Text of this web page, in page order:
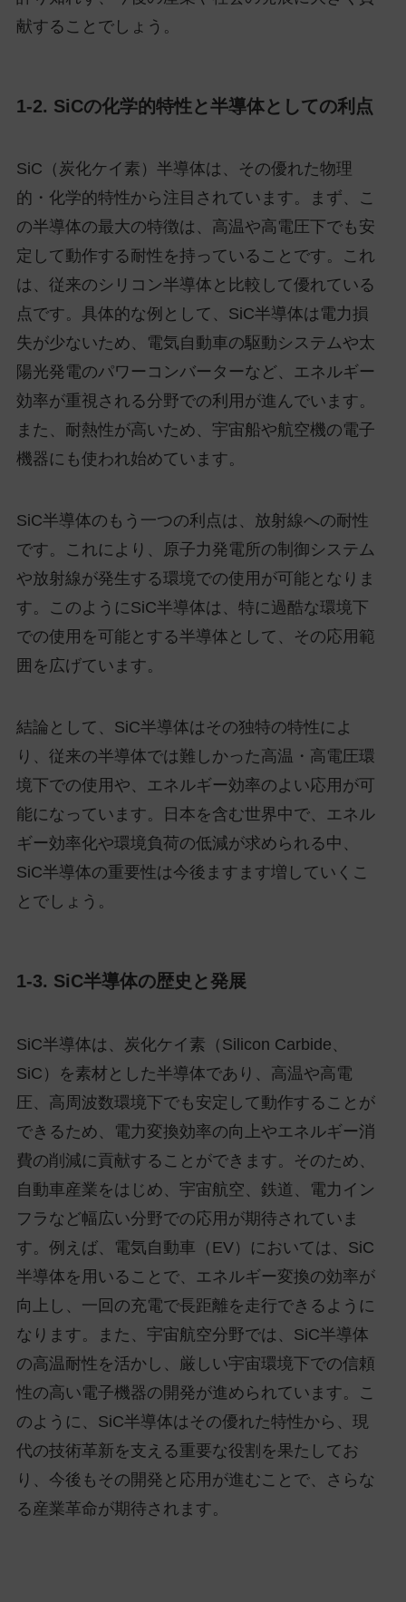
献することでしょう。
1-2. SiCの化学的特性と半導体としての利点
SiC（炭化ケイ素）半導体は、その優れた物理
的・化学的特性から注目されています。まず、こ
の半導体の最大の特徴は、高温や高電圧下でも安
定して動作する耐性を持っていることです。これ
は、従来のシリコン半導体と比較して優れている
点です。具体的な例として、SiC半導体は電力損
失が少ないため、電気自動車の駆動システムや太
陽光発電のパワーコンバーターなど、エネルギー
効率が重視される分野での利用が進んでいます。
また、耐熱性が高いため、宇宙船や航空機の電子
機器にも使われ始めています。
SiC半導体のもう一つの利点は、放射線への耐性
です。これにより、原子力発電所の制御システム
や放射線が発生する環境での使用が可能となりま
す。このようにSiC半導体は、特に過酷な環境下
での使用を可能とする半導体として、その応用範
囲を広げています。
結論として、SiC半導体はその独特の特性によ
り、従来の半導体では難しかった高温・高電圧環
境下での使用や、エネルギー効率のよい応用が可
能になっています。日本を含む世界中で、エネル
ギー効率化や環境負荷の低減が求められる中、
SiC半導体の重要性は今後ますます増していくこ
とでしょう。
1-3. SiC半導体の歴史と発展
SiC半導体は、炭化ケイ素（Silicon Carbide、
SiC）を素材とした半導体であり、高温や高電
圧、高周波数環境下でも安定して動作することが
できるため、電力変換効率の向上やエネルギー消
費の削減に貢献することができます。そのため、
自動車産業をはじめ、宇宙航空、鉄道、電力イン
フラなど幅広い分野での応用が期待されていま
す。例えば、電気自動車（EV）においては、SiC
半導体を用いることで、エネルギー変換の効率が
向上し、一回の充電で長距離を走行できるように
なります。また、宇宙航空分野では、SiC半導体
の高温耐性を活かし、厳しい宇宙環境下での信頼
性の高い電子機器の開発が進められています。こ
のように、SiC半導体はその優れた特性から、現
代の技術革新を支える重要な役割を果たしてお
り、今後もその開発と応用が進むことで、さらな
る産業革命が期待されます。